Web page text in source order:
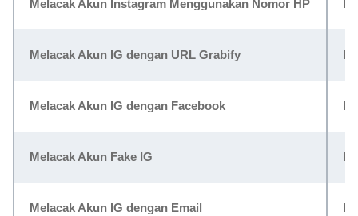
Melacak Akun Instagram Menggunakan Nomor HP
Melacak Akun IG dengan URL Grabify
Melacak Akun IG dengan Facebook
Melacak Akun Fake IG
Melacak Akun IG dengan Email